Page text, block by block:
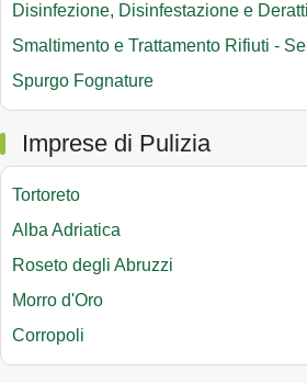
Disinfezione, Disinfestazione e
Smaltimento e Trattamento Rifiuti -
Spurgo Fognature
Imprese di Pulizia
Tortoreto
Alba Adriatica
Roseto degli Abruzzi
Morro d'Oro
Corropoli